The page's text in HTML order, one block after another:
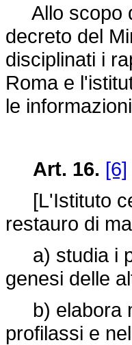
Allo scopo
decreto del
disciplinati i
Roma e
le
Art. 16. [6]
[L'Istituto
restauro di
a) studia i
genesi delle
b) elabora
profilassi e